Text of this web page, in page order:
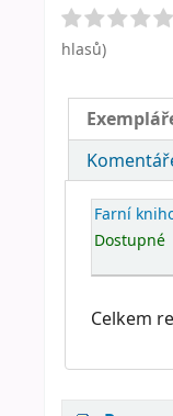
hlasů)
Farní
Dostupné
Celkem